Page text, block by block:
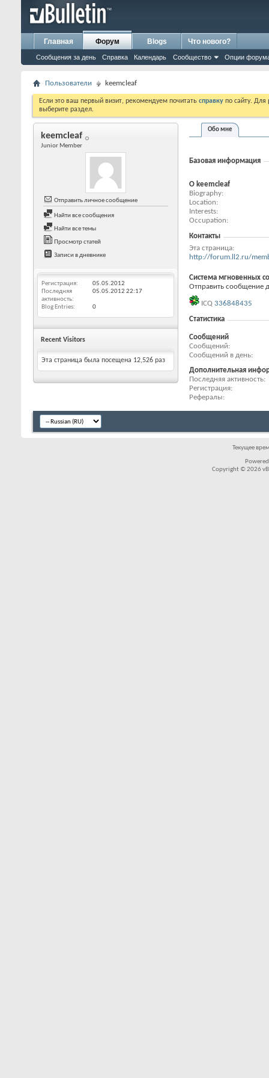
Главная Форум
Сообщения за день Справка Календарь Сообщество Опции
Blogs Что нового?
Пользователи keemcleaf
Если это ваш первый визит, рекомендуем почитать справку по сайту.
выберите раздел.
keemcleaf
Junior Member
Отправить личное сообщение
Найти все сообщения
Найти все темы
Просмотр статей
Записи в дневнике
Регистрация
05.05.2012
Последняя
активность
05.05.2012 22:17
Blog Entries 0
Recent Visitors
Эта страница была посещена 12,526 раз
Обо мне
Базовая информация
О keemcleaf
Biography
Location
Interests
Occupation
Контакты
Эта страница
http://forum.ll2.ru/
Система мгновенных
Отправить сообщение
ICQ 336848435
Статистика
Сообщений
Сообщений
Сообщений в день
Дополнительная
Последняя активность
Регистрация
Рефералы
Текущее
Copyright © 2026